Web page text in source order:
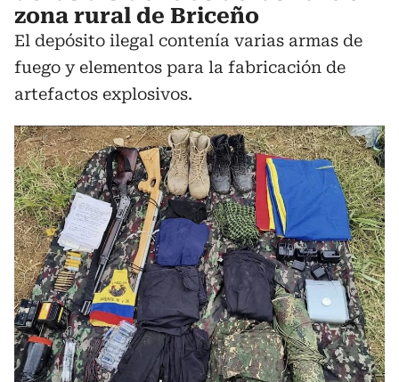
zona rural de Briceño
El depósito ilegal contenía varias armas de
fuego y elementos para la fabricación de
artefactos explosivos.